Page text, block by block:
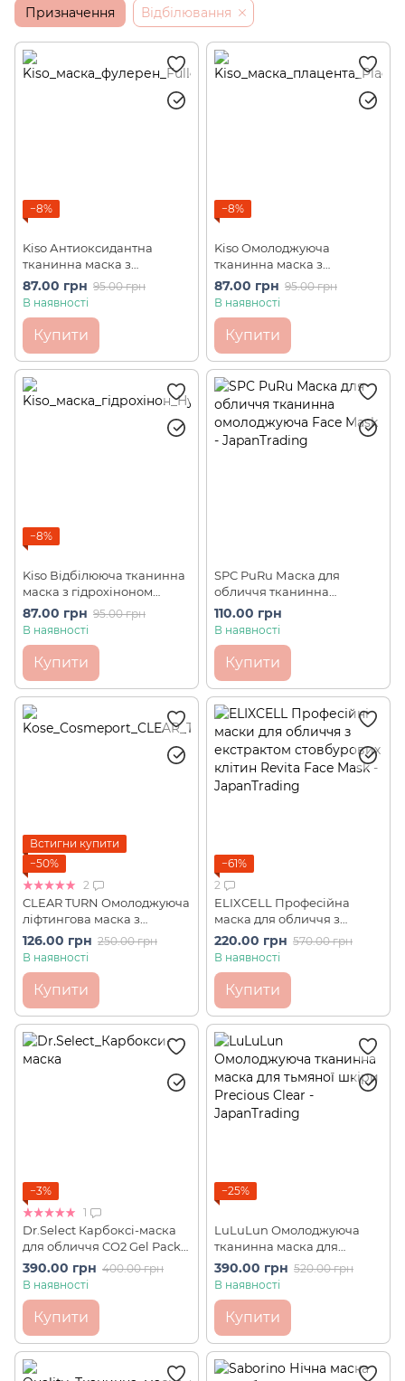
Призначення Відбілювання
−8%
Kiso Антиоксидантна
тканинна маска з
фулереном Fullerene Face
Mask (1 шт)
87.00 грн 95.00 грн
В наявності
Купити
−8%
Kiso Омолоджуюча
тканинна маска з
екстрактом плаценти
Placenta Face Mask (1 шт)
87.00 грн 95.00 грн
В наявності
Купити
−8%
Kiso Відбілююча тканинна
маска з гідрохіноном
Hydroquinone Face Mask (1
шт)
87.00 грн 95.00 грн
В наявності
Купити
SPC PuRu Маска для
обличчя тканинна
омолоджуюча Face Mask (1
шт)
110.00 грн
В наявності
Купити
Встигни купити
−50%
2
CLEAR TURN Омолоджуюча
ліфтингова маска з
гіалуроновою кислотою
KOSE Premium (1 шт)
126.00 грн 250.00 грн
В наявності
Купити
−61%
2
ELIXCELL Професійна
маска для обличчя з
екстрактом стовбурових
клітин Revita Face Mask (1
220.00 грн 570.00 грн
В наявності
Купити
−3%
1
Dr.Select Карбоксі-маска
для обличчя CO2 Gel Pack
(1 шт)
390.00 грн 400.00 грн
В наявності
Купити
−25%
LuLuLun Омолоджуюча
тканинна маска для
тьмяної шкіри Precious
Clear (7 шт)
390.00 грн 520.00 грн
В наявності
Купити